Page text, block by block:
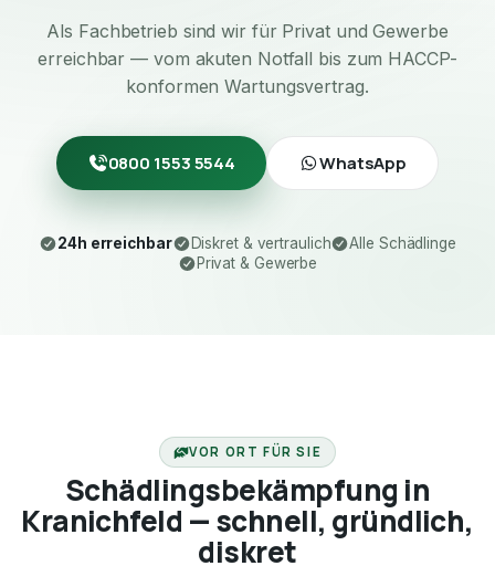
Als Fachbetrieb sind wir für Privat und Gewerbe
erreichbar — vom akuten Notfall bis zum HACCP-
konformen Wartungsvertrag.
0800 1553 5544 WhatsApp
24h erreichbar Diskret & vertraulich
Alle Schädlinge
Privat & Gewerbe
VOR ORT FÜR SIE
Schädlingsbekämpfung in
Kranichfeld — schnell, gründlich,
diskret